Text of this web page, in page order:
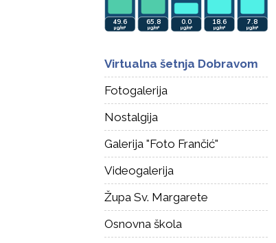
Virtualna šetnja Dobravom
Fotogalerija
Nostalgija
Galerija "Foto Frančić"
Videogalerija
Župa Sv. Margarete
Osnovna škola